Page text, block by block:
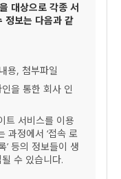
대상으로 각종 서
정보는 다음과 같
용, 첨부파일
을 통한 회사 인
트 서비스를 이용
과정에서 ‘접속 로
’ 등의 정보들이 생
수 있습니다.